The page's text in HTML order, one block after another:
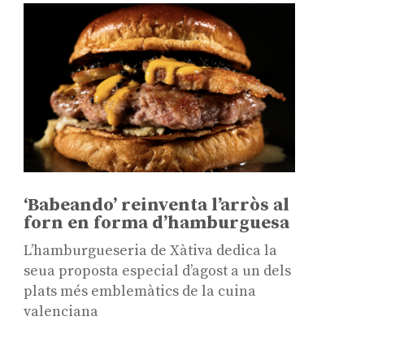
‘Babeando’ reinventa l’arròs al
forn en forma d’hamburguesa
L’hamburgueseria de Xàtiva dedica la
seua proposta especial d’agost a un dels
plats més emblemàtics de la cuina
valenciana